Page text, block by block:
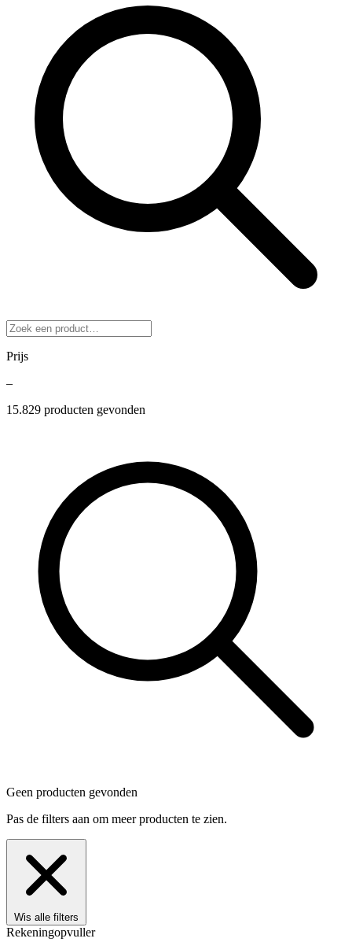
Prijs
–
15.829 producten gevonden
Geen producten gevonden
Pas de filters aan om meer producten te zien.
Wis alle filters
Rekeningopvuller